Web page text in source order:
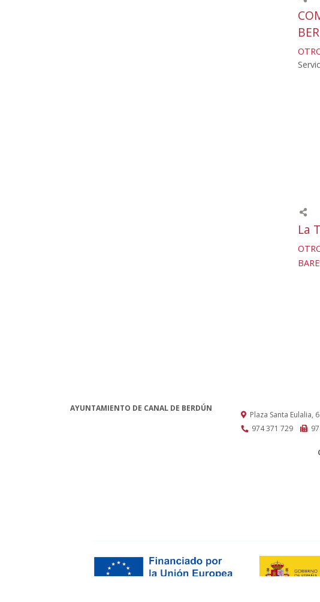
La
AYUNTAMIENTO DE CANAL DE BERDÚN
Plaza Santa Eulalia, 6
974 371 729